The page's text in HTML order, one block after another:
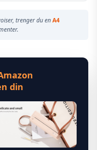
trenger du enA4
din